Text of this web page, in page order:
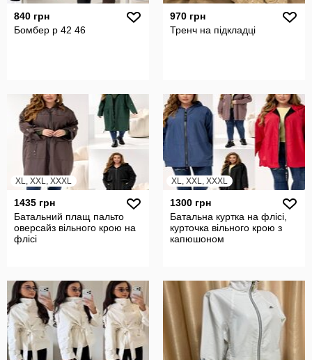
840 грн
Бомбер р 42 46
970 грн
Тренч на підкладці
XL, XXL, XXXL
1435 грн
Батальний плащ пальто
оверсайз вільного крою на
флісі
XL, XXL, XXXL
1300 грн
Батальна куртка на флісі,
курточка вільного крою з
капюшоном